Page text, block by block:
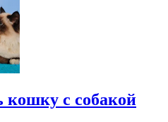
кошку с собакой